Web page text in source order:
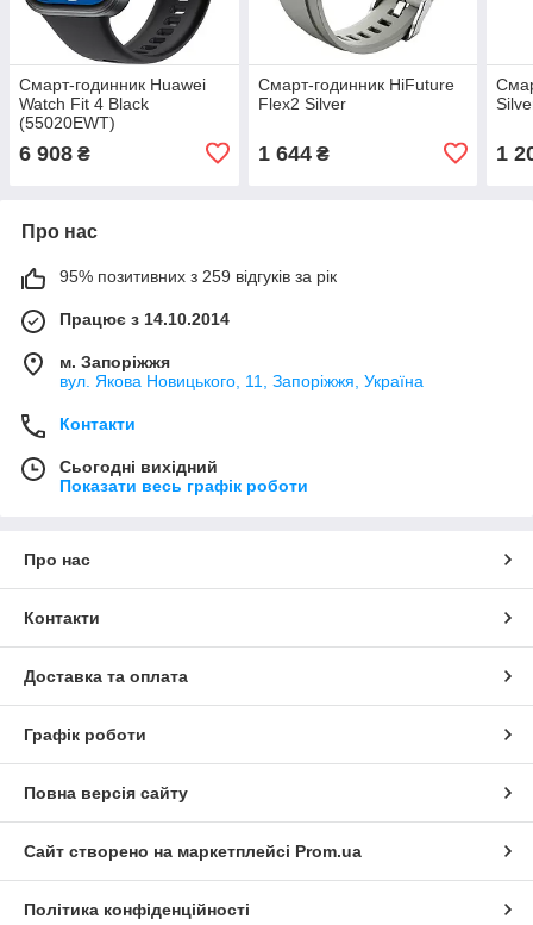
Смарт-годинник Huawei
Watch Fit 4 Black
(55020EWT)
6 908 ₴
Смарт-годинник HiFuture
Flex2 Silver
1 644₴ 1
Про нас
95% позитивних з 259 відгуків за рік
Працює з 14.10.2014
м. Запоріжжя
вул. Якова Новицького, 11, Запоріжжя, Україна
Контакти
Сьогодні вихідний
Показати весь графік роботи
Про нас
Контакти
Доставка та оплата
Графік роботи
Повна версія сайту
Сайт створено на маркетплейсі Prom.ua
Політика конфіденційності